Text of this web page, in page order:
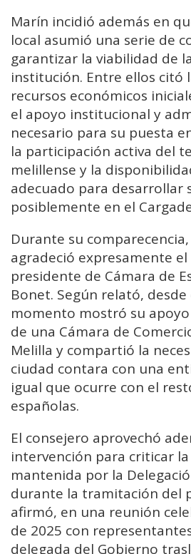
Marín incidió además en
local asumió una serie de
garantizar la viabilidad de
institución. Entre ellos citó
recursos económicos
el apoyo institucional y
necesario para su puesta
la participación activa del
melillense y la
adecuado para desarrollar
posiblemente en el
Durante su
agradeció expresamente
presidente de Cámara de
Bonet. Según relató,
momento mostró su
de una Cámara de
Melilla y compartió la
ciudad contara con una
igual que ocurre con el
españolas.
El consejero aprovechó
intervención para criticar
mantenida por la
durante la tramitación del
afirmó, en una reunión
de 2025 con
delegada del Gobierno